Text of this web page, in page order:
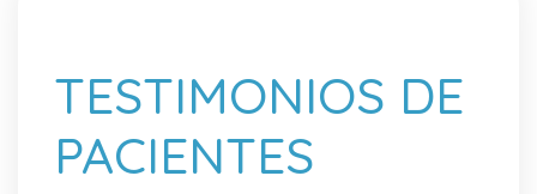
TESTIMONIOS DE
PACIENTES